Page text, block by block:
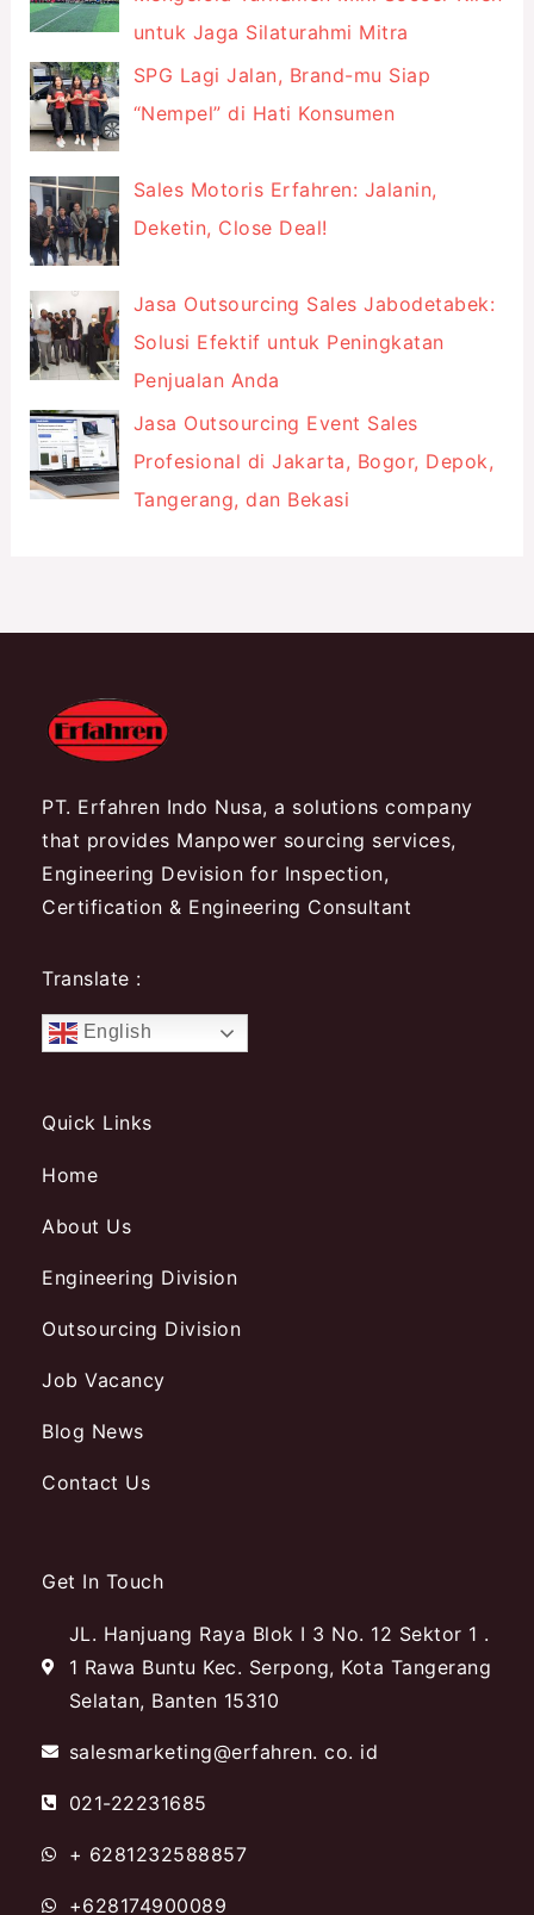
untuk Jaga Silaturahmi Mitra
SPG Lagi Jalan, Brand-mu Siap
“Nempel” di Hati Konsumen
Sales Motoris Erfahren: Jalanin,
Deketin, Close Deal!
Jasa Outsourcing Sales Jabodetabek:
Solusi Efektif untuk Peningkatan
Penjualan Anda
Jasa Outsourcing Event Sales
Profesional di Jakarta, Bogor, Depok,
Tangerang, dan Bekasi
PT. Erfahren Indo Nusa, a solutions company
that provides Manpower sourcing services,
Engineering Devision for Inspection,
Certification & Engineering Consultant
Translate :
English
Quick Links
Home
About Us
Engineering Division
Outsourcing Division
Job Vacancy
Blog News
Contact Us
Get In Touch
JL. Hanjuang Raya Blok I 3 No. 12 Sektor 1 .
1 Rawa Buntu Kec. Serpong, Kota Tangerang
Selatan, Banten 15310
salesmarketing@erfahren. co. id
021-22231685
+ 6281232588857
+628174900089